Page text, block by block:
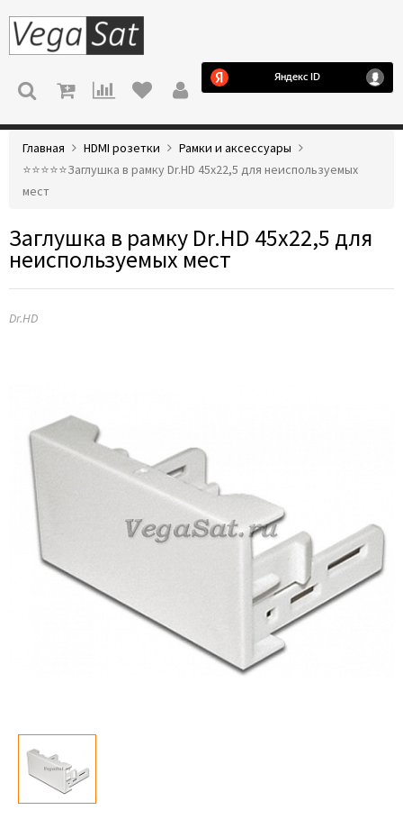
МЕНЮ
Главная HDMI розетки
Рамки и аксессуары
⭐️⭐️⭐️⭐️⭐️Заглушка в рамку Dr.HD 45x22,5 для неиспользуемых
мест
Заглушка в рамку Dr.HD 45x22,5 для
неиспользуемых мест
Dr.HD